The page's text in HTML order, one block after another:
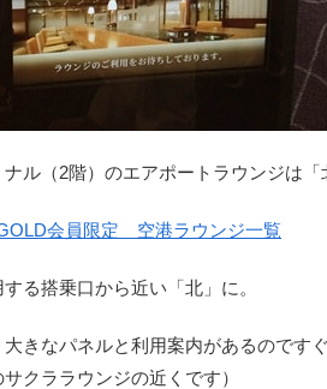
ル（2階）のエアポートラウンジは「
会員限定 空港ラウンジ一覧
る搭乗口から近い「北」に。
大きなパネルと利用案内があるのです
サクララウンジの近くです）